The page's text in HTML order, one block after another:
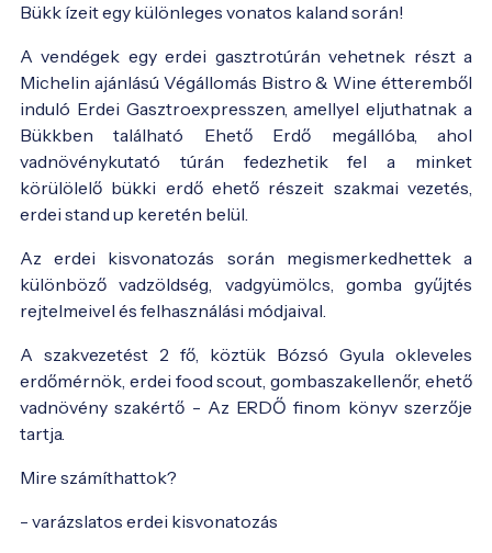
Bükk ízeit egy különleges vonatos kaland során!
A vendégek egy erdei gasztrotúrán vehetnek részt a
Michelin ajánlású Végállomás Bistro & Wine étteremből
induló Erdei Gasztroexpresszen, amellyel eljuthatnak a
Bükkben található Ehető Erdő megállóba, ahol
vadnövénykutató túrán fedezhetik fel a minket
körülölelő bükki erdő ehető részeit szakmai vezetés,
erdei stand up keretén belül.
Az erdei kisvonatozás során megismerkedhettek a
különböző vadzöldség, vadgyümölcs, gomba gyűjtés
rejtelmeivel és felhasználási módjaival.
A szakvezetést 2 fő, köztük Bózsó Gyula okleveles
erdőmérnök, erdei food scout, gombaszakellenőr, ehető
vadnövény szakértő - Az ERDŐ finom könyv szerzője
tartja.
Mire számíthattok?
- varázslatos erdei kisvonatozás